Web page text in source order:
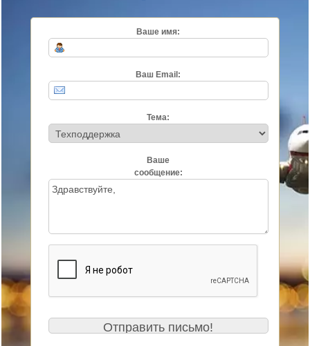
Ваше имя:
Ваш Email:
Тема:
Ваше
сообщение: